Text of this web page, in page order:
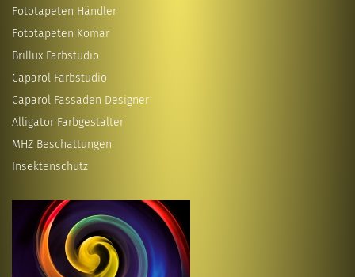
Fototapeten Händler
Fototapeten Komar
Brillux Farbstudio
Caparol Farbstudio
Caparol Fassaden Designer
Alligator Farbgestalter
MHZ Beschattungen
Insektenschutz